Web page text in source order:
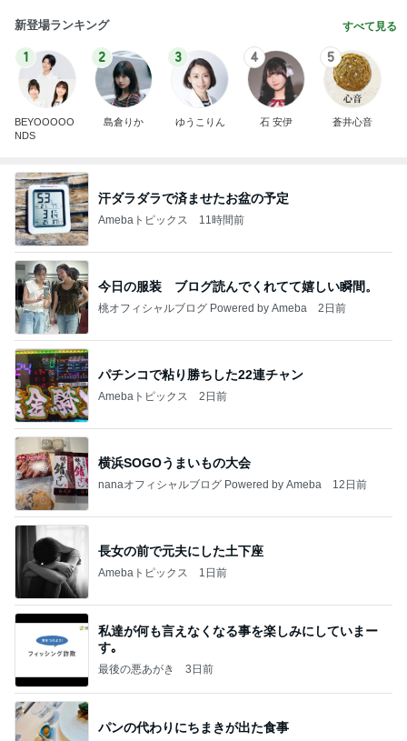
新登場ランキング すべて見る
1
BEYOOOOO
NDS
2
島倉りか
3
ゆうこりん
4
石 安伊
5
蒼井心音
汗ダラダラで済ませたお盆の予定
Amebaトピックス 11時間前
今日の服装 ブログ読んでくれてて嬉しい瞬間。
桃オフィシャルブログ Powered by Ameba 2日前
パチンコで粘り勝ちした22連チャン
Amebaトピックス 2日前
横浜SOGOうまいもの大会
nanaオフィシャルブログ Powered by Ameba 12日前
長女の前で元夫にした土下座
Amebaトピックス 1日前
私達が何も言えなくなる事を楽しみにしていまー
す｡
最後の悪あがき 3日前
パンの代わりにちまきが出た食事